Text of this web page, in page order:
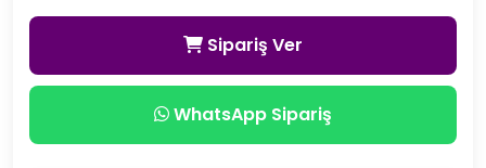
Sipariş Ver
WhatsApp Sipariş